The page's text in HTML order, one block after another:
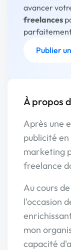
avancer
freelances
Publier
À propos
Après une
publicité
marketing
freelance
Au cours
l'occasion
mon
capacité